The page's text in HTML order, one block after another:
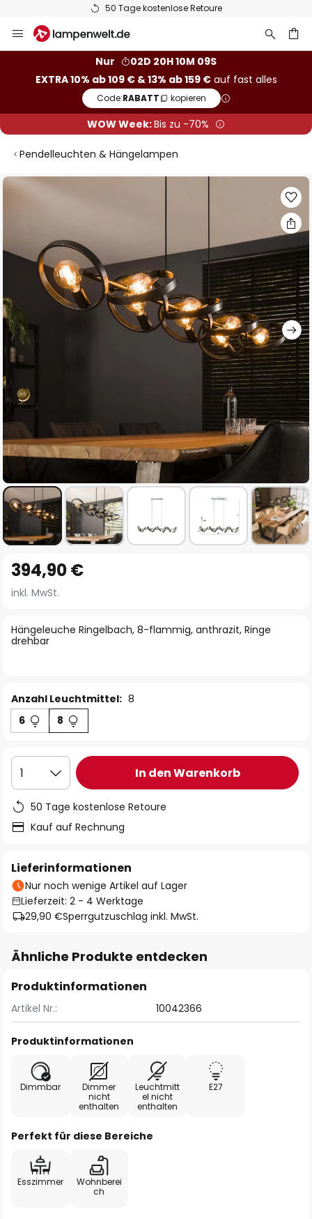
50 Tage kostenlose Retoure
Inhalt
Nur
02D 20H 10M 08S
EXTRA 10% ab 109 € & 13% ab 159 €auf fast alles
Code:RABATT kopieren
WOW Week:Bis zu -70%
Pendelleuchten & Hängelampen
Zum
Bildgalerie
springen
Anfang
der
springen
Hängeleuche Ringelbach, 8-flammig, anthrazit, Ringe
drehbar
394,90 €
inkl. MwSt.
Anzahl Leuchtmittel: 8
6
8
1 In den Warenkorb
50 Tage kostenlose Retoure
Kauf auf Rechnung
Lieferinformationen
Nur noch wenige Artikel auf Lager
Lieferzeit: 2 - 4 Werktage
29,90 €Sperrgutzuschlag inkl. MwSt.
Ähnliche Produkte entdecken
Produktinformationen
Artikel Nr.: 10042366
Produktinformationen
Dimmbar
Dimmer
nicht
enthalten
Leuchtmitt
el nicht
enthalten
E27
Perfekt für diese Bereiche
Esszimmer
Wohnberei
ch